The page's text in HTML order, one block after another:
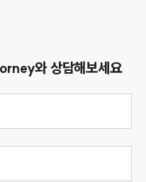
와 상담해보세요